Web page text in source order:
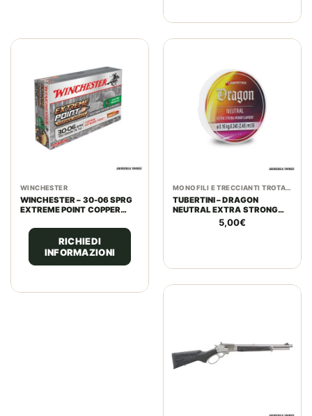
WINCHESTER
WINCHESTER – 30-06 SPRG
EXTREME POINT COPPER
RICHIEDI
INFORMAZIONI
MONOFILI E TRECCIANTI TROTA - LAGO - TORRENTE
TUBERTINI – DRAGON
NEUTRAL EXTRA STRONG
MONOFILAMENT
5,00€